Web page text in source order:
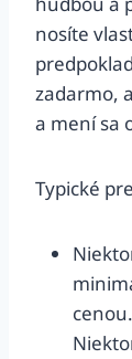
nosíte
zadarmo,
a mení sa
Typické